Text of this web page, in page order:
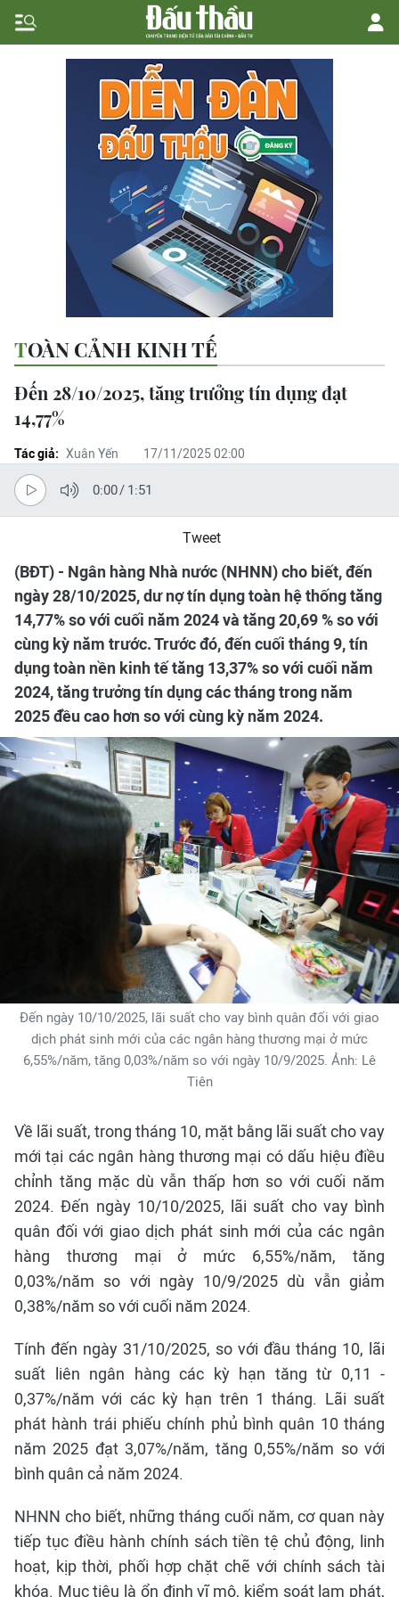
TOÀN CẢNH KINH TẾ
Đến 28/10/2025, tăng trưởng tín dụng đạt
14,77%
Tác giả: Xuân Yến 17/11/2025 02:00
0:00/ 1:51
Tweet
(BĐT) - Ngân hàng Nhà nước (NHNN) cho biết, đến
ngày 28/10/2025, dư nợ tín dụng toàn hệ thống tăng
14,77% so với cuối năm 2024 và tăng 20,69 % so với
cùng kỳ năm trước. Trước đó, đến cuối tháng 9, tín
dụng toàn nền kinh tế tăng 13,37% so với cuối năm
2024, tăng trưởng tín dụng các tháng trong năm
2025 đều cao hơn so với cùng kỳ năm 2024.
Đến ngày 10/10/2025, lãi suất cho vay bình quân đối với giao
dịch phát sinh mới của các ngân hàng thương mại ở mức
6,55%/năm, tăng 0,03%/năm so với ngày 10/9/2025. Ảnh: Lê
Tiên
Về lãi suất, trong tháng 10, mặt bằng lãi suất cho vay
mới tại các ngân hàng thương mại có dấu hiệu điều
chỉnh tăng mặc dù vẫn thấp hơn so với cuối năm
2024. Đến ngày 10/10/2025, lãi suất cho vay bình
quân đối với giao dịch phát sinh mới của các ngân
hàng thương mại ở mức 6,55%/năm, tăng
0,03%/năm so với ngày 10/9/2025 dù vẫn giảm
0,38%/năm so với cuối năm 2024.
Tính đến ngày 31/10/2025, so với đầu tháng 10, lãi
suất liên ngân hàng các kỳ hạn tăng từ 0,11 -
0,37%/năm với các kỳ hạn trên 1 tháng. Lãi suất
phát hành trái phiếu chính phủ bình quân 10 tháng
năm 2025 đạt 3,07%/năm, tăng 0,55%/năm so với
bình quân cả năm 2024.
NHNN cho biết, những tháng cuối năm, cơ quan này
tiếp tục điều hành chính sách tiền tệ chủ động, linh
hoạt, kịp thời, phối hợp chặt chẽ với chính sách tài
khóa. Mục tiêu là ổn định vĩ mô, kiểm soát lạm phát,